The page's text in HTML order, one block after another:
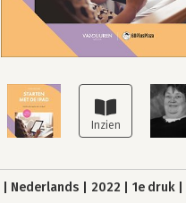
Nederlands 2022 1e druk